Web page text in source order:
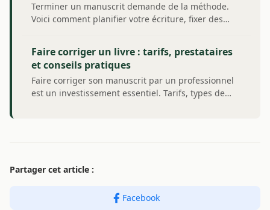
Terminer un manuscrit demande de la méthode.
Voici comment planifier votre écriture, fixer des…
Faire corriger un livre : tarifs, prestataires
et conseils pratiques
Faire corriger son manuscrit par un professionnel
est un investissement essentiel. Tarifs, types de…
Partager cet article :
Facebook